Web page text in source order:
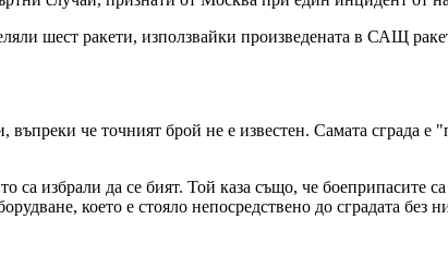
шест ракети, използвайки произведената в САЩ
че точният брой не е известен. Самата сграда е
са избрали да се бият. Той каза също, че боеприпасите
което е стояло непосредствено до сградата без